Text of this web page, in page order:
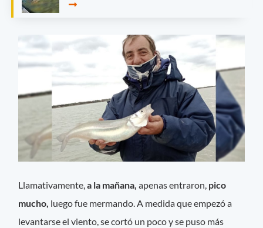
Llamativamente,a la mañana,apenas entraron, pico
mucho, luego fue mermando. A medida que empezó a
levantarse el viento, se cortó un poco y se puso más